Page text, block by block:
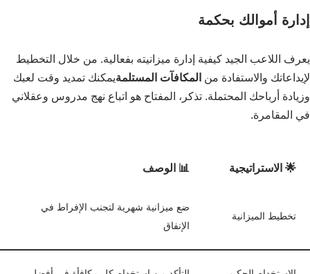
إدارة أموالك بحكمة
يعرف اللاعب الجيد كيفية إدارة ميزانيته بفعالية. من خلال التخطيط
لإيداعاتك والاستفادة من المكافآت المستلمةيمكنك تمديد وقت لعبك
وزيادة أرباحك المحتملة. تذكر، المفتاح هو اتباع نهج مدروس وعقلاني
في المقامرة.
🌟 الاستراتيجية 📊 الوصف
تخطيط الميزانية
ضع ميزانية شهرية لتجنب الإفراط في
الإنفاق